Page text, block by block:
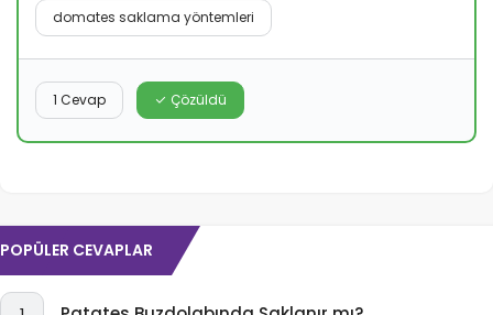
domates saklama yöntemleri
1 Cevap Çözüldü
POPÜLER CEVAPLAR